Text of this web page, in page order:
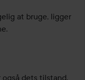
dets tilstand.